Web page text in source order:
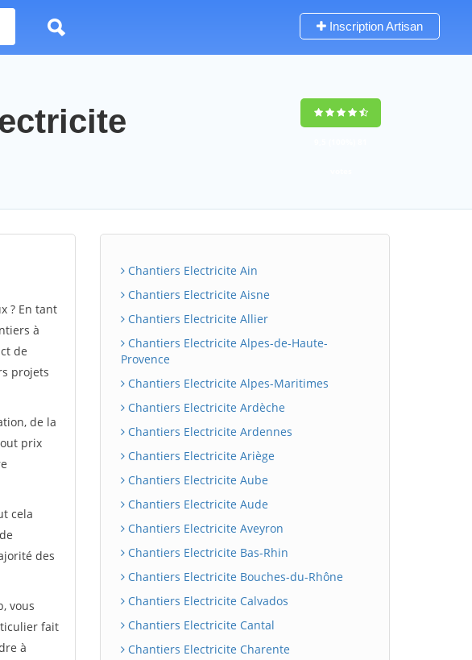
Inscription Artisan
? En tant
à
de
projets
de la
prix
cela
des
vous
fait
à
Chantiers Electricite Ain
Chantiers Electricite Aisne
Chantiers Electricite Allier
Chantiers Electricite Alpes-de-Haute-
Provence
Chantiers Electricite Alpes-Maritimes
Chantiers Electricite Ardèche
Chantiers Electricite Ardennes
Chantiers Electricite Ariège
Chantiers Electricite Aube
Chantiers Electricite Aude
Chantiers Electricite Aveyron
Chantiers Electricite Bas-Rhin
Chantiers Electricite Bouches-du-Rhône
Chantiers Electricite Calvados
Chantiers Electricite Cantal
Chantiers Electricite Charente